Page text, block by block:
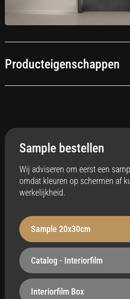
Producteigenschappen
Anti-bacterieel
Badkamer
Vloerverwarming
Ja
Robuust - 240 µm
Oppervlak
Sample bestellen
Wij adviseren om eerst een
omdat kleuren op schermen af
werkelijkheid.
Sample 20x30cm
Catalog - Interiorfilm
Interiorfilm Box